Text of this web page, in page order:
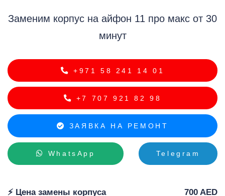
Заменим корпус на айфон 11 про макс от 30
минут
+971 58 241 14 01
+7 707 921 82 98
ЗАЯВКА НА РЕМОНТ
WhatsApp Telegram
⚡️ Цена замены корпуса 700 AED